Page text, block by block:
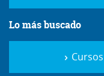
Lo más buscado